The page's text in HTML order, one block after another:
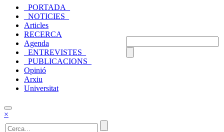
_PORTADA_
_NOTICIES_
Articles
RECERCA
Agenda
_ENTREVISTES_
_PUBLICACIONS_
Opinió
Arxiu
Universitat
×